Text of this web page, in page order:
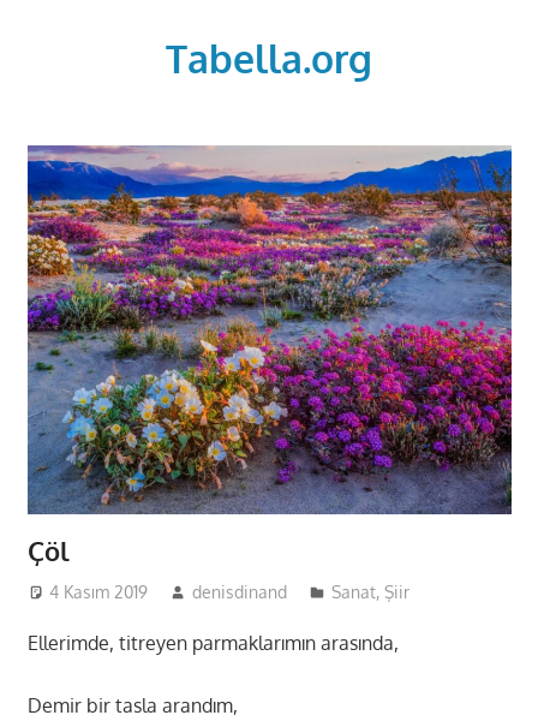
Tabella.org
Çöl
4 Kasım 2019 denisdinand Sanat,Şiir
Ellerimde, titreyen parmaklarımın arasında,
Demir bir tasla arandım,